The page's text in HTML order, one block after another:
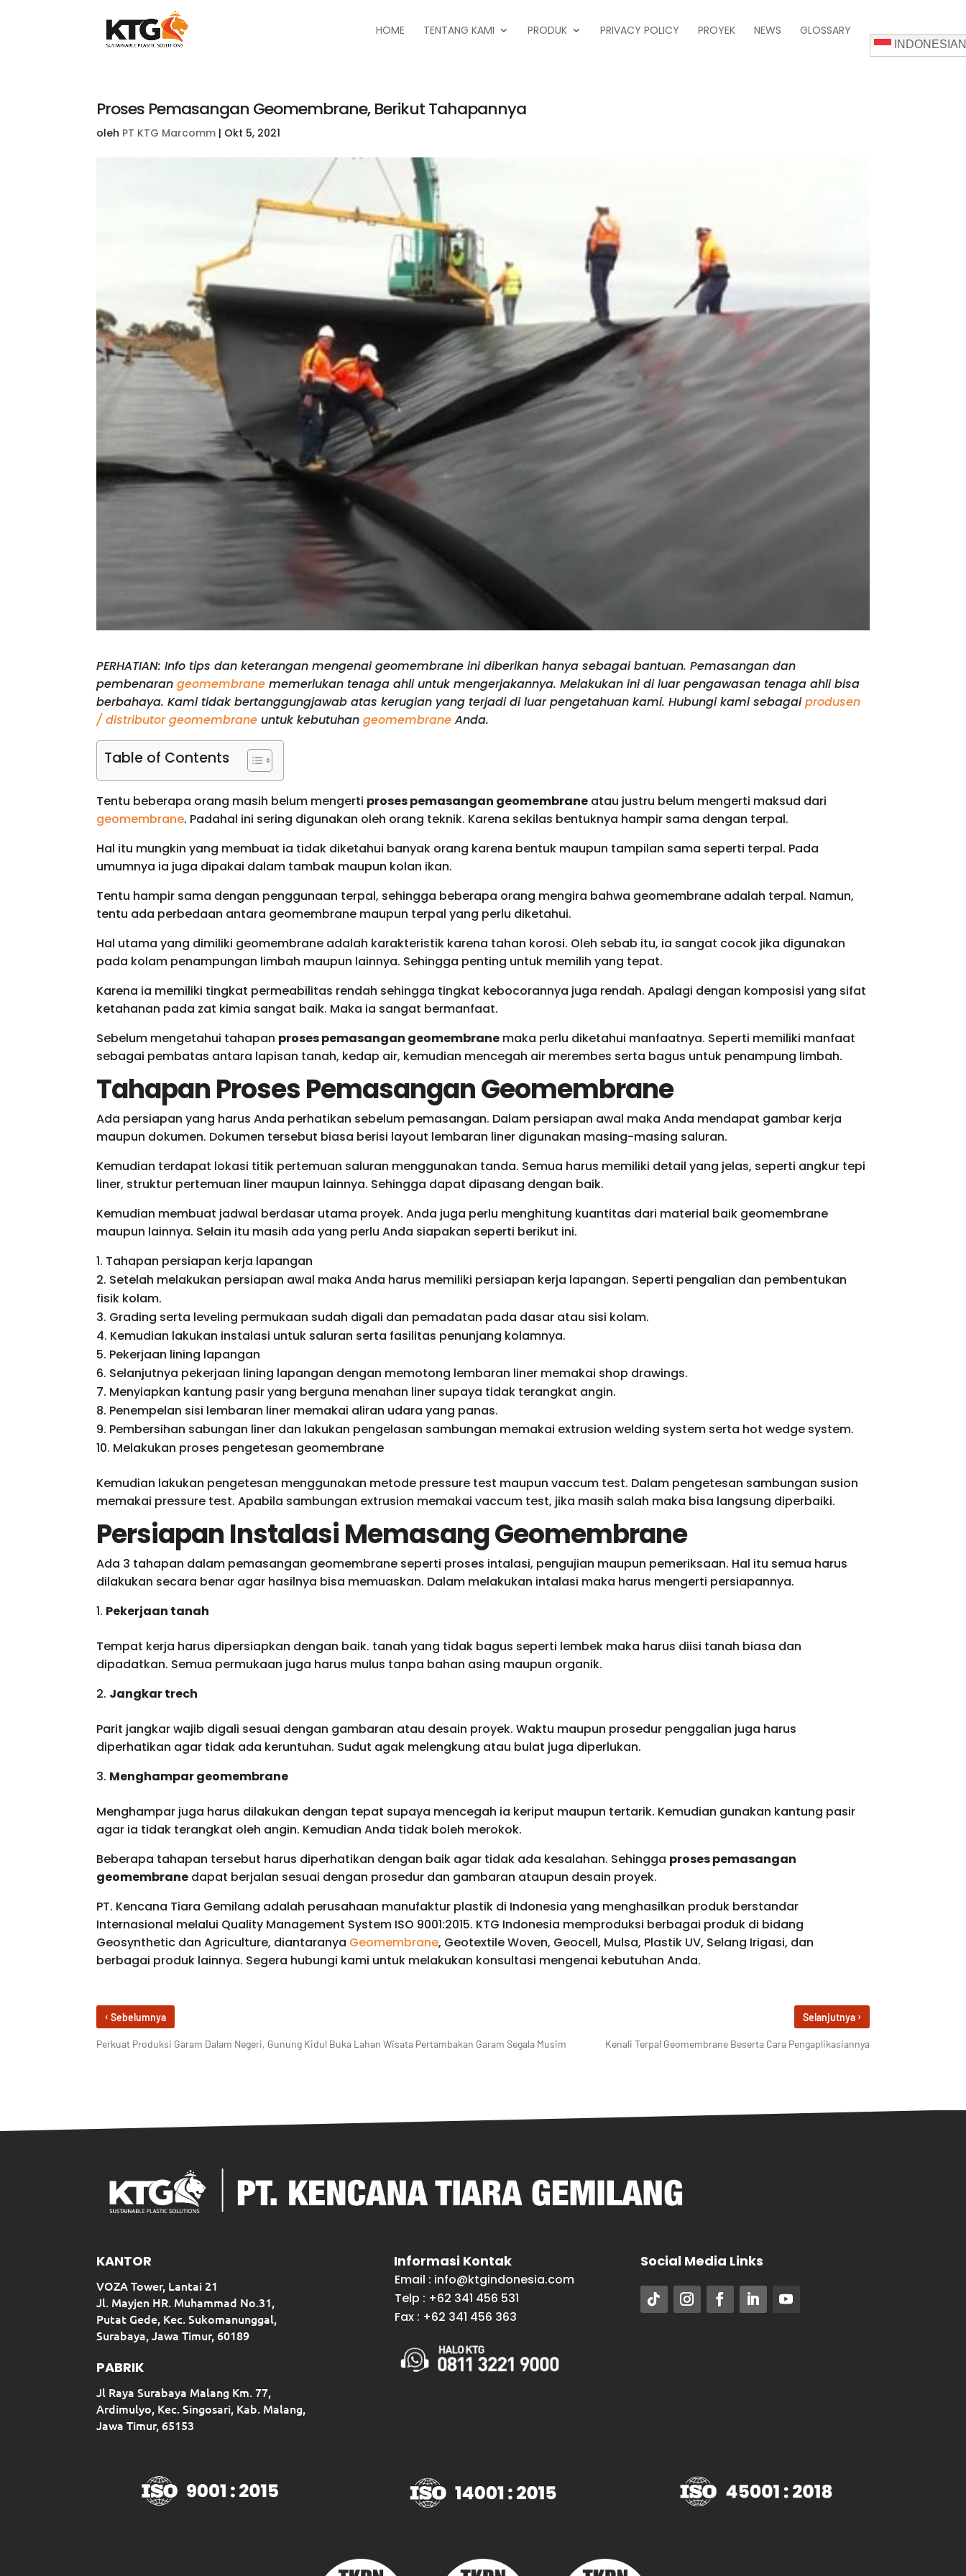
HOME TENTANG KAMI PRODUK PRIVACY POLICY PROYEK NEWS GLOSSARY
INDONESIAN
Proses Pemasangan Geomembrane, Berikut Tahapannya
oleh PT KTG Marcomm | Okt 5, 2021
PERHATIAN: Info tips dan keterangan mengenai geomembrane ini diberikan hanya sebagai bantuan. Pemasangan dan
pembenarangeomembrane memerlukan tenaga ahli untuk mengerjakannya. Melakukan ini di luar pengawasan tenaga ahli bisa
berbahaya. Kami tidak bertanggungjawab atas kerugian yang terjadi di luar pengetahuan kami. Hubungi kami sebagaiprodusen
/ distributor geomembrane untuk kebutuhangeomembrane Anda.
Table of Contents
Tentu beberapa orang masih belum mengerti proses pemasangan geomembrane atau justru belum mengerti maksud dari
geomembrane. Padahal ini sering digunakan oleh orang teknik. Karena sekilas bentuknya hampir sama dengan terpal.
Hal itu mungkin yang membuat ia tidak diketahui banyak orang karena bentuk maupun tampilan sama seperti terpal. Pada
umumnya ia juga dipakai dalam tambak maupun kolan ikan.
Tentu hampir sama dengan penggunaan terpal, sehingga beberapa orang mengira bahwa geomembrane adalah terpal. Namun,
tentu ada perbedaan antara geomembrane maupun terpal yang perlu diketahui.
Hal utama yang dimiliki geomembrane adalah karakteristik karena tahan korosi. Oleh sebab itu, ia sangat cocok jika digunakan
pada kolam penampungan limbah maupun lainnya. Sehingga penting untuk memilih yang tepat.
Karena ia memiliki tingkat permeabilitas rendah sehingga tingkat kebocorannya juga rendah. Apalagi dengan komposisi yang sifat
ketahanan pada zat kimia sangat baik. Maka ia sangat bermanfaat.
Sebelum mengetahui tahapan proses pemasangan geomembrane maka perlu diketahui manfaatnya. Seperti memiliki manfaat
sebagai pembatas antara lapisan tanah, kedap air, kemudian mencegah air merembes serta bagus untuk penampung limbah.
Tahapan Proses Pemasangan Geomembrane
Ada persiapan yang harus Anda perhatikan sebelum pemasangan. Dalam persiapan awal maka Anda mendapat gambar kerja
maupun dokumen. Dokumen tersebut biasa berisi layout lembaran liner digunakan masing-masing saluran.
Kemudian terdapat lokasi titik pertemuan saluran menggunakan tanda. Semua harus memiliki detail yang jelas, seperti angkur tepi
liner, struktur pertemuan liner maupun lainnya. Sehingga dapat dipasang dengan baik.
Kemudian membuat jadwal berdasar utama proyek. Anda juga perlu menghitung kuantitas dari material baik geomembrane
maupun lainnya. Selain itu masih ada yang perlu Anda siapakan seperti berikut ini.
Tahapan persiapan kerja lapangan
Setelah melakukan persiapan awal maka Anda harus memiliki persiapan kerja lapangan. Seperti pengalian dan pembentukan
fisik kolam.
Grading serta leveling permukaan sudah digali dan pemadatan pada dasar atau sisi kolam.
Kemudian lakukan instalasi untuk saluran serta fasilitas penunjang kolamnya.
Pekerjaan lining lapangan
Selanjutnya pekerjaan lining lapangan dengan memotong lembaran liner memakai shop drawings.
Menyiapkan kantung pasir yang berguna menahan liner supaya tidak terangkat angin.
Penempelan sisi lembaran liner memakai aliran udara yang panas.
Pembersihan sabungan liner dan lakukan pengelasan sambungan memakai extrusion welding system serta hot wedge system.
Melakukan proses pengetesan geomembrane
Kemudian lakukan pengetesan menggunakan metode pressure test maupun vaccum test. Dalam pengetesan sambungan susion
memakai pressure test. Apabila sambungan extrusion memakai vaccum test, jika masih salah maka bisa langsung diperbaiki.
Persiapan Instalasi Memasang Geomembrane
Ada 3 tahapan dalam pemasangan geomembrane seperti proses intalasi, pengujian maupun pemeriksaan. Hal itu semua harus
dilakukan secara benar agar hasilnya bisa memuaskan. Dalam melakukan intalasi maka harus mengerti persiapannya.
Pekerjaan tanah
Tempat kerja harus dipersiapkan dengan baik. tanah yang tidak bagus seperti lembek maka harus diisi tanah biasa dan
dipadatkan. Semua permukaan juga harus mulus tanpa bahan asing maupun organik.
Jangkar trech
Parit jangkar wajib digali sesuai dengan gambaran atau desain proyek. Waktu maupun prosedur penggalian juga harus
diperhatikan agar tidak ada keruntuhan. Sudut agak melengkung atau bulat juga diperlukan.
Menghampar geomembrane
Menghampar juga harus dilakukan dengan tepat supaya mencegah ia keriput maupun tertarik. Kemudian gunakan kantung pasir
agar ia tidak terangkat oleh angin. Kemudian Anda tidak boleh merokok.
Beberapa tahapan tersebut harus diperhatikan dengan baik agar tidak ada kesalahan. Sehingga proses pemasangan
geomembrane dapat berjalan sesuai dengan prosedur dan gambaran ataupun desain proyek.
PT. Kencana Tiara Gemilang adalah perusahaan manufaktur plastik di Indonesia yang menghasilkan produk berstandar
Internasional melalui Quality Management System ISO 9001:2015. KTG Indonesia memproduksi berbagai produk di bidang
Geosynthetic dan Agriculture, diantaranya Geomembrane, Geotextile Woven, Geocell, Mulsa, Plastik UV, Selang Irigasi, dan
berbagai produk lainnya. Segera hubungi kami untuk melakukan konsultasi mengenai kebutuhan Anda.
‹ Sebelumnya
Perkuat Produksi Garam Dalam Negeri, Gunung Kidul Buka Lahan Wisata Pertambakan Garam Segala Musim
Selanjutnya ›
Kenali Terpal Geomembrane Beserta Cara Pengaplikasiannya
KANTOR
VOZA Tower, Lantai 21
Jl. Mayjen HR. Muhammad No.31,
Putat Gede, Kec. Sukomanunggal,
Surabaya, Jawa Timur, 60189
PABRIK
Jl Raya Surabaya Malang Km. 77,
Ardimulyo, Kec. Singosari, Kab. Malang,
Jawa Timur, 65153
Informasi Kontak
Email : info@ktgindonesia.com
Telp : +62 341 456 531
Fax : +62 341 456 363
Social Media Links